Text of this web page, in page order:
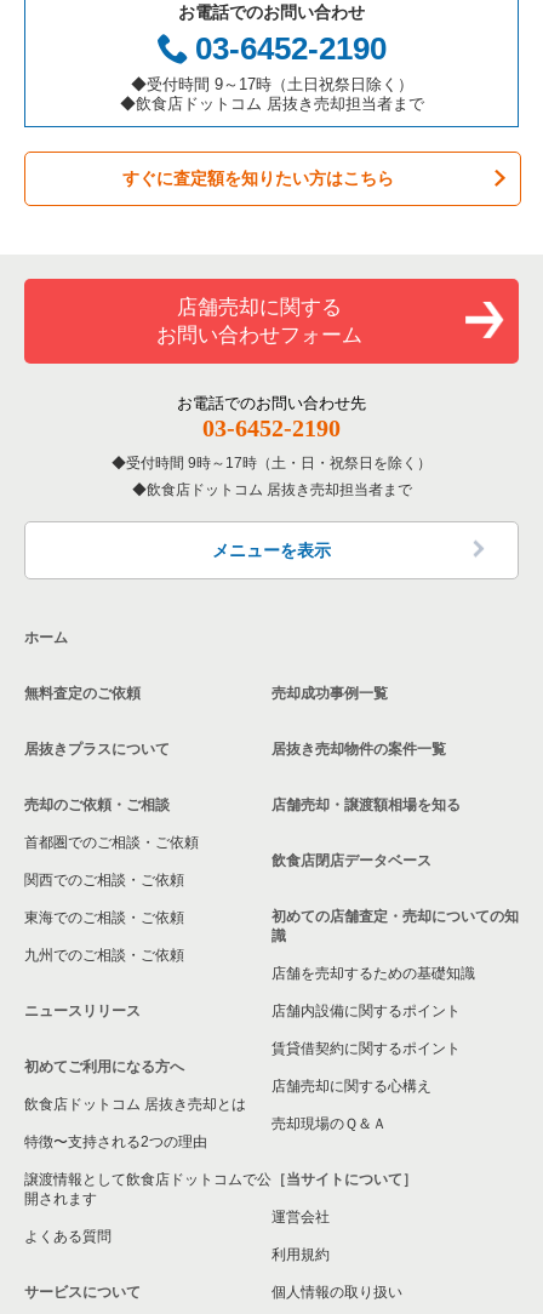
お弁当・惣菜・デリの居抜き売却物件の案件一覧
カラオケ・パブ・スナックの居抜き売却物件の案件一覧
バーの居抜き売却物件の案件一覧
居酒屋・ダイニングバーの居抜き売却物件の案件一覧
洋食の居抜き売却物件の案件一覧
その他の居抜き売却物件の案件一覧
三重県の飲食店の居抜き売却物件の案件一覧
神戸市東灘区の飲食店の居抜き売却物件の案件一覧
明石市の飲食店の居抜き売却物件の案件一覧
神戸市長田区の飲食店の居抜き売却物件の案件一覧
神戸市垂水区の飲食店の居抜き売却物件の案件一覧
神戸市北区の飲食店の居抜き売却物件の案件一覧
神戸市西区の飲食店の居抜き売却物件の案件一覧
兵庫県のアジア料理の居抜き売却物件の案件一覧
兵庫県のカフェの居抜き売却物件の案件一覧
兵庫県のテイクアウトの居抜き売却物件の案件一覧
兵庫県のお弁当・惣菜・デリの居抜き売却物件の案件一覧
兵庫県のバーの居抜き売却物件の案件一覧
兵庫県の居酒屋・ダイニングバーの居抜き売却物件の案件一覧
兵庫県の専門料理の居抜き売却物件の案件一覧
兵庫県の和食の居抜き売却物件の案件一覧
兵庫県の洋食の居抜き売却物件の案件一覧
神戸市中央区のテイクアウトの居抜き売却物件の案件一覧
神戸市中央区のカラオケ・パブ・スナックの居抜き売却物件の
案件一覧
神戸市中央区のバーの居抜き売却物件の案件一覧
神戸市中央区の専門料理の居抜き売却物件の案件一覧
神戸市中央区の洋食の居抜き売却物件の案件一覧
神戸市中央区のその他の居抜き売却物件の案件一覧
お電話でのお問い合わせ
03-6452-2190
◆受付時間 9～17時（土日祝祭日除く）
◆飲食店ドットコム 居抜き売却担当者まで
すぐに査定額を知りたい方はこちら
店舗売却に関する
お問い合わせフォーム
お電話でのお問い合わせ先
03-6452-2190
受付時間 9時～17時（土・日・祝祭日を除く）
飲食店ドットコム 居抜き売却担当者まで
メニューを表示
ホーム
無料査定のご依頼
居抜きプラスについて
売却のご依頼・ご相談
首都圏でのご相談・ご依頼
関西でのご相談・ご依頼
東海でのご相談・ご依頼
九州でのご相談・ご依頼
ニュースリリース
初めてご利用になる方へ
飲食店ドットコム 居抜き売却とは
特徴〜支持される2つの理由
譲渡情報として飲食店ドットコムで公
開されます
よくある質問
サービスについて
売却成功事例一覧
居抜き売却物件の案件一覧
店舗売却・譲渡額相場を知る
飲食店閉店データベース
初めての店舗査定・売却についての知
識
店舗を売却するための基礎知識
店舗内設備に関するポイント
賃貸借契約に関するポイント
店舗売却に関する心構え
売却現場のＱ＆Ａ
［当サイトについて］
運営会社
利用規約
個人情報の取り扱い